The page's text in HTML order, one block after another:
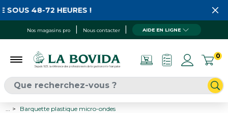
Nos magasins pro Nous contacter AIDE EN LIGNE
0
48-72 HEURES !
Barquette plastique micro-ondes